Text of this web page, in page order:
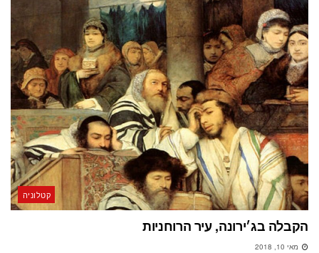
קטלוניה
הקבלה בג׳ירונה, עיר הרוחניות
מאי 10, 2018